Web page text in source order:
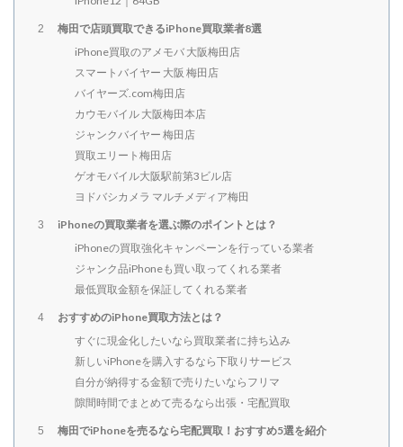
2
梅田で店頭買取できるiPhone買取業者8選
iPhone買取のアメモバ 大阪梅田店
スマートバイヤー 大阪 梅田店
バイヤーズ.com梅田店
カウモバイル 大阪梅田本店
ジャンクバイヤー 梅田店
買取エリート梅田店
ゲオモバイル大阪駅前第3ビル店
ヨドバシカメラ マルチメディア梅田
3
iPhoneの買取業者を選ぶ際のポイントとは？
iPhoneの買取強化キャンペーンを行っている業者
ジャンク品iPhoneも買い取ってくれる業者
最低買取金額を保証してくれる業者
4
おすすめのiPhone買取方法とは？
すぐに現金化したいなら買取業者に持ち込み
新しいiPhoneを購入するなら下取りサービス
自分が納得する金額で売りたいならフリマ
隙間時間でまとめて売るなら出張・宅配買取
5
梅田でiPhoneを売るなら宅配買取！おすすめ5選を紹介